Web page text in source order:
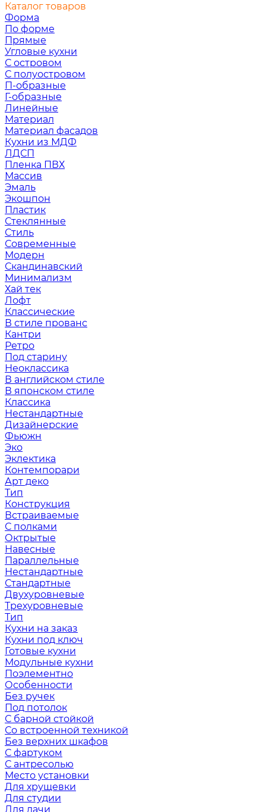
Каталог товаров
Форма
По форме
Прямые
Угловые кухни
С островом
С полуостровом
П-образные
Г-образные
Линейные
Материал
Материал фасадов
Кухни из МДФ
ЛДСП
Пленка ПВХ
Массив
Эмаль
Экошпон
Пластик
Стеклянные
Стиль
Современные
Модерн
Скандинавский
Минимализм
Хай тек
Лофт
Классические
В стиле прованс
Кантри
Ретро
Под старину
Неоклассика
В английском стиле
В японском стиле
Классика
Нестандартные
Дизайнерские
Фьюжн
Эко
Эклектика
Контемпорари
Арт деко
Тип
Конструкция
Встраиваемые
С полками
Октрытые
Навесные
Параллельные
Нестандартные
Стандартные
Двухуровневые
Трехуровневые
Тип
Кухни на заказ
Кухни под ключ
Готовые кухни
Модульные кухни
Поэлементно
Особенности
Без ручек
Под потолок
С барной стойкой
Со встроенной техникой
Без верхних шкафов
С фартуком
С антресолью
Место установки
Для хрущевки
Для студии
Для дачи